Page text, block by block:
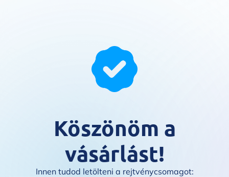
Köszönöm a
vásárlást!
Innen tudod letölteni a rejtvénycsomagot: